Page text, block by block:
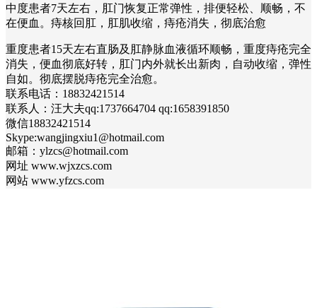
中度患者7天左右，肛门恢复正常弹性，排便轻松、顺畅，不
在便血。痔核回肛，肛肌收缩，痔疮消失，彻底治愈
重度患者15天左右直肠及肛静脉血液循环顺畅，重度痔疮完全
消失，便血彻底好转，肛门内外就长出新肉，自动收缩，弹性
自如。彻底摆脱痔疮完全治愈。
联系电话：18832421514
联系人：汪大夫qq:1737664704 qq:1658391850
微信18832421514
Skype:wangjingxiu1@hotmail.com
邮箱：ylzcs@hotmail.com
网址 www.wjxzcs.com
网站 www.yfzcs.com